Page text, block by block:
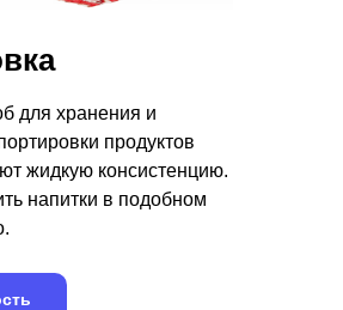
для хранения и
продуктов
жидкую консистенцию.
напитки в подобном